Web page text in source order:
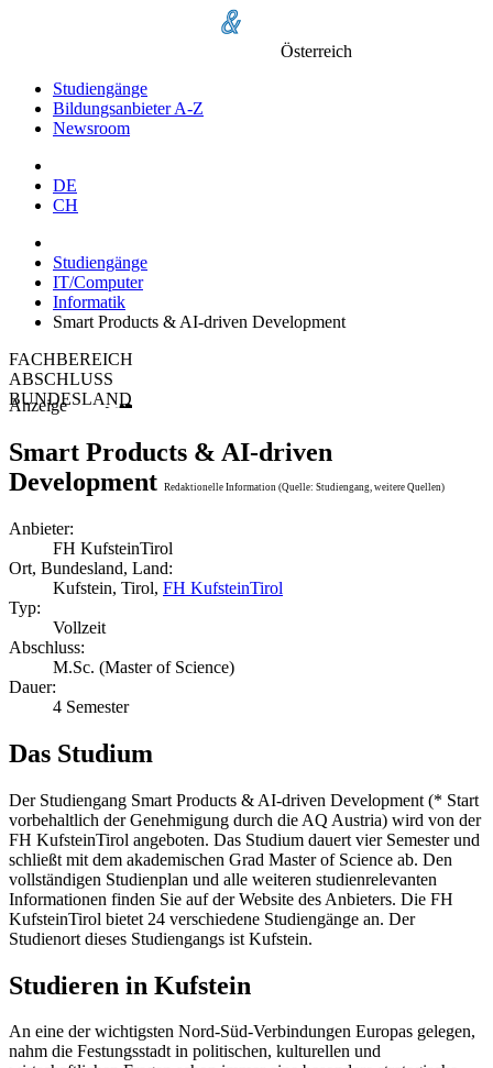
Österreich
Studiengänge
Bildungsanbieter A-Z
Newsroom
DE
CH
Studiengänge
IT/Computer
Informatik
Smart Products & AI-driven Development
FACHBEREICH
ABSCHLUSS
BUNDESLAND
Anzeige
Smart Products & AI-driven
Development Redaktionelle Information (Quelle: Studiengang, weitere Quellen)
Anbieter:
FH KufsteinTirol
Ort, Bundesland, Land:
Kufstein, Tirol, FH KufsteinTirol
Typ:
Vollzeit
Abschluss:
M.Sc. (Master of Science)
Dauer:
4 Semester
Das Studium
Der Studiengang Smart Products & AI-driven Development (* Start
vorbehaltlich der Genehmigung durch die AQ Austria) wird von der
FH KufsteinTirol angeboten. Das Studium dauert vier Semester und
schließt mit dem akademischen Grad Master of Science ab. Den
vollständigen Studienplan und alle weiteren studienrelevanten
Informationen finden Sie auf der Website des Anbieters. Die FH
KufsteinTirol bietet 24 verschiedene Studiengänge an. Der
Studienort dieses Studiengangs ist Kufstein.
Studieren in Kufstein
An eine der wichtigsten Nord-Süd-Verbindungen Europas gelegen,
nahm die Festungsstadt in politischen, kulturellen und